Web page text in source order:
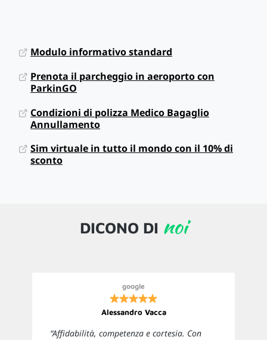
Modulo informativo standard
Prenota il parcheggio in aeroporto con
ParkinGO
Condizioni di polizza Medico Bagaglio
Annullamento
Sim virtuale in tutto il mondo con il 10% di
sconto
DICONO DI noi
google
Alessandro Vacca
“Affidabilità, competenza e cortesia. Con